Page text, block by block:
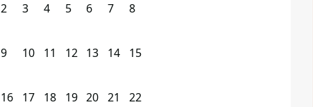
2 3 4 5 6 7 8
9 10 11 12 13 14 15
16 17 18 19 20 21 22